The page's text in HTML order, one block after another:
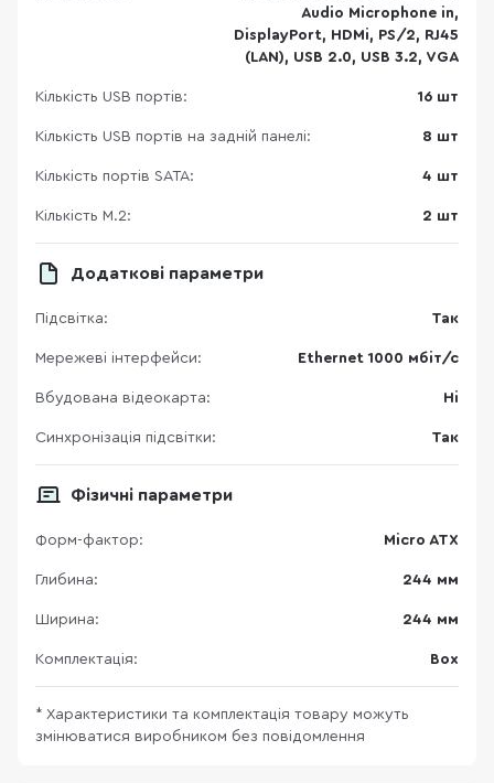
Audio Microphone in,
DisplayPort, HDMi, PS/2, RJ45
(LAN), USB 2.0, USB 3.2, VGA
Кількість USB портів: 16 шт
Кількість USB портів на задній панелі: 8 шт
Кількість портів SATA: 4 шт
Кількість M.2: 2 шт
Додаткові параметри
Підсвітка: Так
Мережеві інтерфейси: Ethernet 1000 мбіт/с
Вбудована відеокарта: Ні
Синхронізація підсвітки: Так
Фізичні параметри
Форм-фактор: Micro ATX
Глибина: 244 мм
Ширина: 244 мм
Комплектація: Box
* Характеристики та комплектація товару можуть
змінюватися виробником без повідомлення